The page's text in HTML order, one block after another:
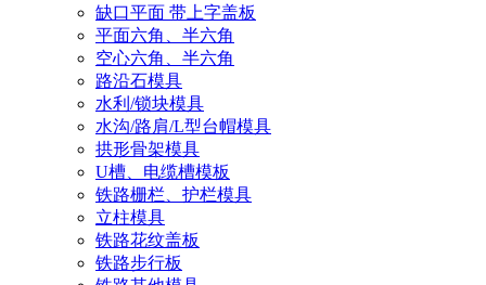
缺口平面 带上字盖板
平面六角、半六角
空心六角、半六角
路沿石模具
水利/锁块模具
水沟/路肩/L型台帽模具
拱形骨架模具
U槽、电缆槽模板
铁路栅栏、护栏模具
立柱模具
铁路花纹盖板
铁路步行板